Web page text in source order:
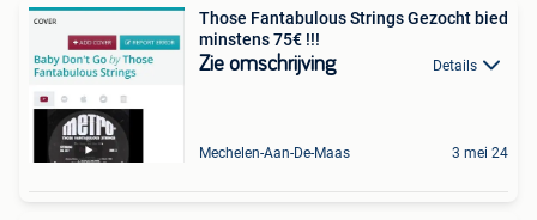
Those Fantabulous Strings Gezocht bied
minstens 75€ !!!
Zie omschrijving Details
Mechelen-Aan-De-Maas 3 mei 24